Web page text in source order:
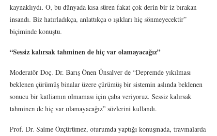
kaynaklıydı. O, bu dünyada kısa süren fakat çok derin bir iz bırakan
insandı. Biz hatırladıkça, anlattıkça o ışıkları hiç sönmeyecektir”
biçiminde konuştu.
“Sessiz kalırsak tahminen de hiç var olamayacağız”
Moderatör Doç. Dr. Barış Önen Ünsalver de “Depremde yıkılması
beklenen çürümüş binalar üzere çürümüş bir sistemin aslında beklenen
sonucu bir katliamın olmaması için çaba veriyoruz. Sessiz kalırsak
tahminen de hiç var olamayacağız” sözlerini kullandı.
Prof. Dr. Saime Özçürümez, oturumda yaptığı konuşmada, travmalarda